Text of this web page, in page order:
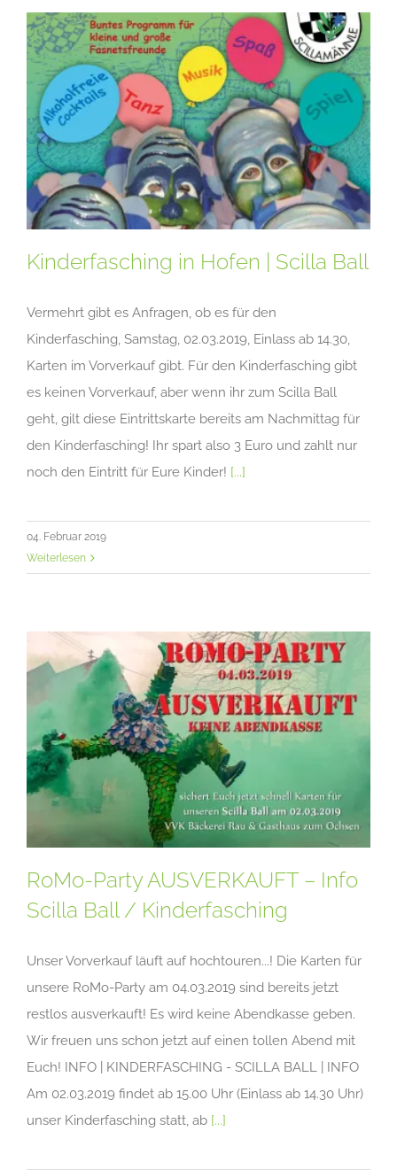
Kinderfasching in Hofen | Scilla Ball
Vermehrt gibt es Anfragen, ob es für den
Kinderfasching, Samstag, 02.03.2019, Einlass ab 14.30,
Karten im Vorverkauf gibt. Für den Kinderfasching gibt
es keinen Vorverkauf, aber wenn ihr zum Scilla Ball
geht, gilt diese Eintrittskarte bereits am Nachmittag für
den Kinderfasching! Ihr spart also 3 Euro und zahlt nur
noch den Eintritt für Eure Kinder! [...]
04. Februar 2019
Weiterlesen
RoMo-Party AUSVERKAUFT – Info
Scilla Ball / Kinderfasching
Unser Vorverkauf läuft auf hochtouren...! Die Karten für
unsere RoMo-Party am 04.03.2019 sind bereits jetzt
restlos ausverkauft! Es wird keine Abendkasse geben.
Wir freuen uns schon jetzt auf einen tollen Abend mit
Euch! INFO | KINDERFASCHING - SCILLA BALL | INFO
Am 02.03.2019 findet ab 15.00 Uhr (Einlass ab 14.30 Uhr)
unser Kinderfasching statt, ab [...]